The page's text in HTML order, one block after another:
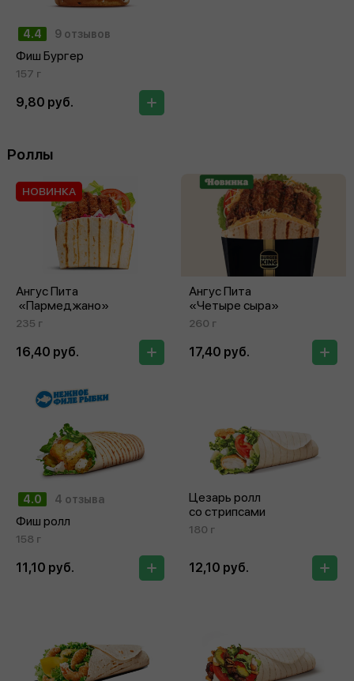
4.4 9 отзывов
Фиш Бургер
157 г
9,80 руб.
Роллы
Ангус Пита
«Пармеджано»
НОВИНКА
235 г
16,40 руб.
Ангус Пита
«Четыре сыра»
260 г
17,40 руб.
4.0 4 отзыва
Фиш ролл
158 г
11,10 руб.
Цезарь ролл
со стрипсами
180 г
12,10 руб.